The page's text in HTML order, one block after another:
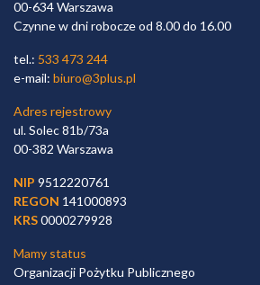
00-634 Warszawa
Czynne w dni robocze od 8.00 do 16.00
tel.: 533 473 244
e-mail: biuro@3plus.pl
Adres rejestrowy
ul. Solec 81b/73a
00-382 Warszawa
NIP 9512220761
REGON 141000893
KRS0000279928
Mamy status
Organizacji Pożytku Publicznego